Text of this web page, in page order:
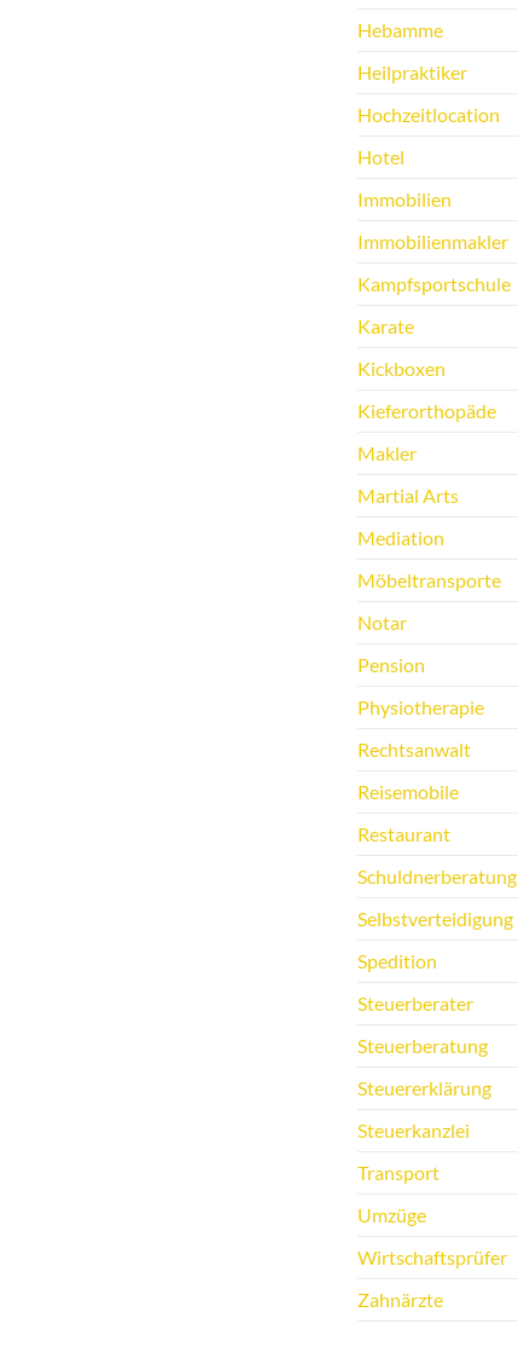
Hebamme
Heilpraktiker
Hochzeitlocation
Hotel
Immobilien
Immobilienmakler
Kampfsportschule
Karate
Kickboxen
Kieferorthopäde
Makler
Martial Arts
Mediation
Möbeltransporte
Notar
Pension
Physiotherapie
Rechtsanwalt
Reisemobile
Restaurant
Schuldnerberatung
Selbstverteidigung
Spedition
Steuerberater
Steuerberatung
Steuererklärung
Steuerkanzlei
Transport
Umzüge
Wirtschaftsprüfer
Zahnärzte